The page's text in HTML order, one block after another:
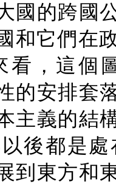
國的跨國
和它們在
看，這個
的安排套
主義的結
後都是
到東方和